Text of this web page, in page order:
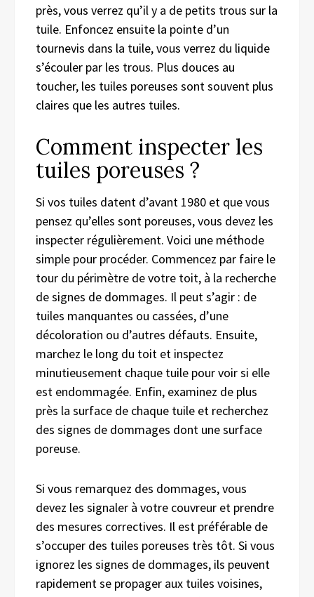
près, vous verrez qu’il y a de petits trous sur la
tuile. Enfoncez ensuite la pointe d’un
tournevis dans la tuile, vous verrez du liquide
s’écouler par les trous. Plus douces au
toucher, les tuiles poreuses sont souvent plus
claires que les autres tuiles.
Comment inspecter les
tuiles poreuses ?
Si vos tuiles datent d’avant 1980 et que vous
pensez qu’elles sont poreuses, vous devez les
inspecter régulièrement. Voici une méthode
simple pour procéder. Commencez par faire le
tour du périmètre de votre toit, à la recherche
de signes de dommages. Il peut s’agir : de
tuiles manquantes ou cassées, d’une
décoloration ou d’autres défauts. Ensuite,
marchez le long du toit et inspectez
minutieusement chaque tuile pour voir si elle
est endommagée. Enfin, examinez de plus
près la surface de chaque tuile et recherchez
des signes de dommages dont une surface
poreuse.
Si vous remarquez des dommages, vous
devez les signaler à votre couvreur et prendre
des mesures correctives. Il est préférable de
s’occuper des tuiles poreuses très tôt. Si vous
ignorez les signes de dommages, ils peuvent
rapidement se propager aux tuiles voisines,